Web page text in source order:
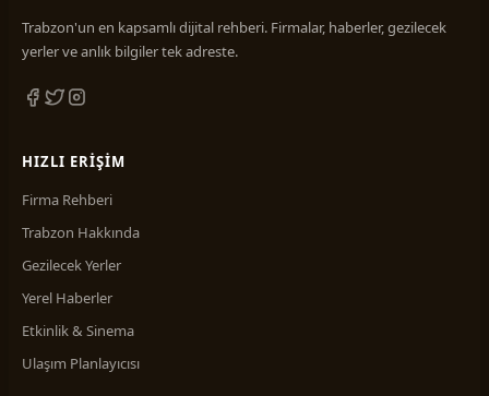
Trabzon'un en kapsamlı dijital rehberi. Firmalar, haberler, gezilecek
yerler ve anlık bilgiler tek adreste.
HIZLI ERIŞIM
Firma Rehberi
Trabzon Hakkında
Gezilecek Yerler
Yerel Haberler
Etkinlik & Sinema
Ulaşım Planlayıcısı